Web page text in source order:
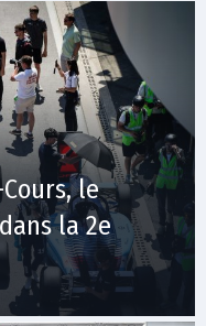
le
la 2e